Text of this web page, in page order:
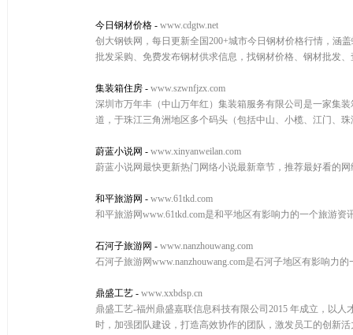
今日钢材价格 - www.cdgtw.net
创大钢铁网，每日更新全国200+城市今日钢材价格行情，涵
批发采购、免费发布钢材供求信息，找钢材价格、钢材批发
集装箱住房 - www.szwnfjzx.com
深圳市万年丰（中山万年红）集装箱服务有限公司是一家集
道，于珠江三角洲地区多个码头（包括中山、小榄、江门、
蔚蓝小说网 - www.xinyanweilan.com
蔚蓝小说网最快更新热门网络小说最新章节，推荐最好看的
和平旅游网 - www.61tkd.com
和平旅游网www.61tkd.com是和平地区有影响力的一个旅游
石河子旅游网 - www.nanzhouwang.com
石河子旅游网www.nanzhouwang.com是石河子地区有影响力
鼎盛工艺 - www.xxbdsp.cn
鼎盛工艺-福州鼎盛嘉联信息科技有限公司2015 年成立，以
时，加强团队建设，打造高效协作的团队，激发员工的创新